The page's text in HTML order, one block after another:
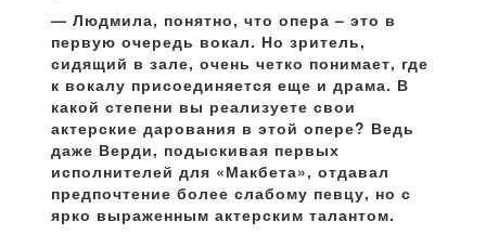
— Людмила, понятно, что опера – это в
первую очередь вокал. Но зритель,
сидящий в зале, очень четко понимает, где
к вокалу присоединяется еще и драма. В
какой степени вы реализуете свои
актерские дарования в этой опере? Ведь
даже Верди, подыскивая первых
исполнителей для «Макбета», отдавал
предпочтение более слабому певцу, но с
ярко выраженным актерским талантом.